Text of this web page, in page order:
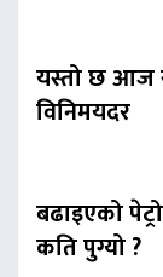
यस्तो छ आज
विनिमयदर
बढाइएको
कति पुग्यो ?